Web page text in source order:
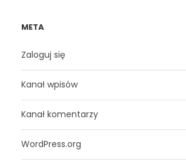
META
Zaloguj się
Kanał wpisów
Kanał komentarzy
WordPress.org